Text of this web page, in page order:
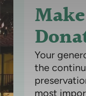
Your
the
most